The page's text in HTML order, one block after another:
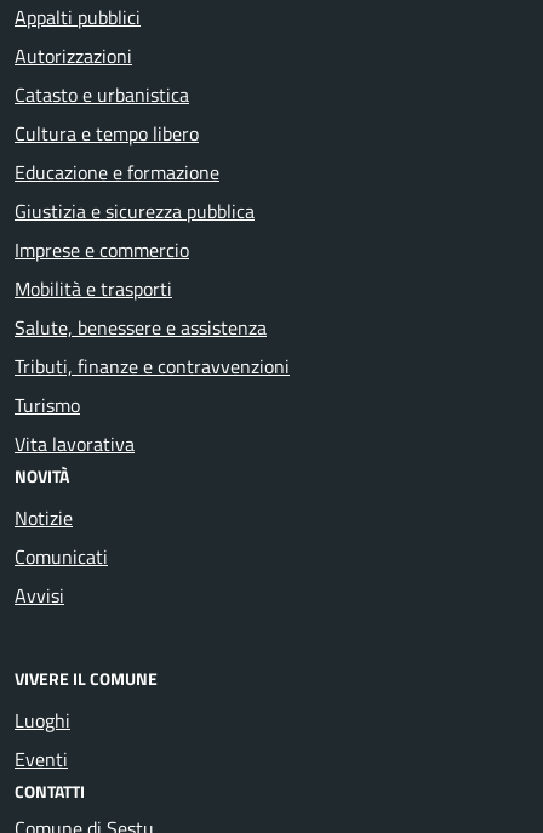
Appalti pubblici
Autorizzazioni
Catasto e urbanistica
Cultura e tempo libero
Educazione e formazione
Giustizia e sicurezza pubblica
Imprese e commercio
Mobilità e trasporti
Salute, benessere e assistenza
Tributi, finanze e contravvenzioni
Turismo
Vita lavorativa
NOVITÀ
Notizie
Comunicati
Avvisi
VIVERE IL COMUNE
Luoghi
Eventi
CONTATTI